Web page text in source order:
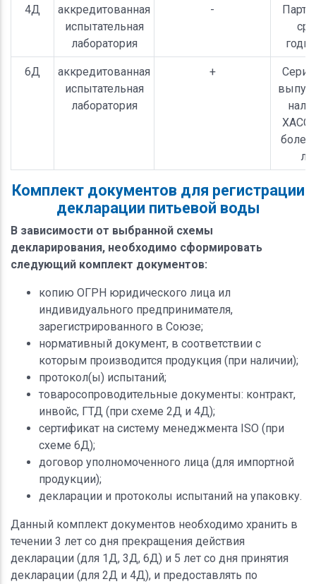
4Д
аккредитованная
испытательная
лаборатория
-
6Д
аккредитованная
испытательная
лаборатория
+
более
Комплект документов для регистрации
декларации питьевой воды
В зависимости от выбранной схемы
декларирования, необходимо сформировать
следующий комплект документов:
копию ОГРН юридического лица ил
индивидуального предпринимателя,
зарегистрированного в Союзе;
нормативный документ, в соответствии с
которым производится продукция (при наличии);
протокол(ы) испытаний;
товаросопроводительные документы: контракт,
инвойс, ГТД (при схеме 2Д и 4Д);
сертификат на систему менеджмента ISO (при
схеме 6Д);
договор уполномоченного лица (для импортной
продукции);
декларации и протоколы испытаний на упаковку.
Данный комплект документов необходимо хранить в
течении 3 лет со дня прекращения действия
декларации (для 1Д, 3Д, 6Д) и 5 лет со дня принятия
декларации (для 2Д и 4Д), и предоставлять по